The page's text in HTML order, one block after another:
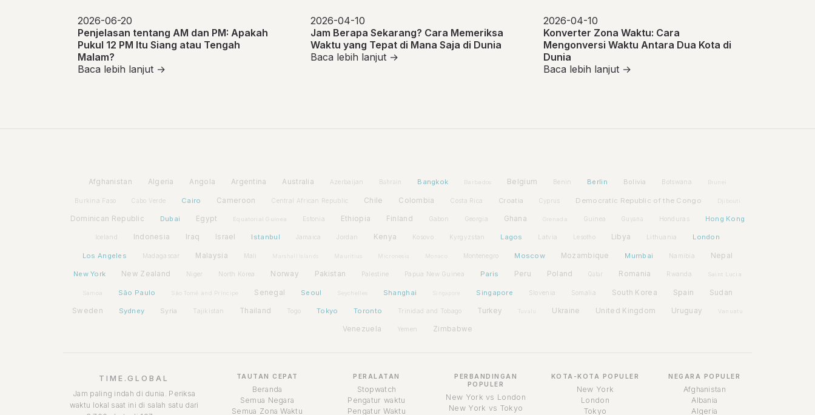
2026-06-20
Penjelasan tentang AM dan PM: Apakah
Pukul 12 PM Itu Siang atau Tengah
Malam?
Baca lebih lanjut →
2026-04-10
Jam Berapa Sekarang? Cara Memeriksa
Waktu yang Tepat di Mana Saja di Dunia
Baca lebih lanjut →
2026-04-10
Konverter Zona Waktu: Cara
Mengonversi Waktu Antara Dua Kota di
Dunia
Baca lebih lanjut →
Afghanistan Algeria Angola Argentina Australia Azerbaijan Bahrain Bangkok Barbados Belgium Benin Berlin Bolivia Botswana Brunei
Burkina Faso Cabo Verde Cairo Cameroon Central African Republic Chile Colombia Costa Rica Croatia Cyprus Democratic Republic of the Congo Djibouti
Dominican Republic Dubai Egypt Equatorial Guinea Estonia Ethiopia Finland Gabon Georgia Ghana Grenada Guinea Guyana Honduras Hong Kong
Iceland Indonesia Iraq Israel Istanbul Jamaica Jordan Kenya Kosovo Kyrgyzstan Lagos Latvia Lesotho Libya Lithuania London
Los Angeles Madagascar Malaysia Mali Mauritius Micronesia Monaco Montenegro Moscow Mozambique Mumbai Namibia Nepal
New York New Zealand Niger North Korea Norway Pakistan Palestine Papua New Guinea Paris Peru Poland Qatar Romania Rwanda Saint Lucia
Samoa São Paulo São Tomé and Príncipe Senegal Seoul Seychelles Shanghai Singapore Slovenia Somalia South Korea Spain Sudan
Sweden Sydney Syria Tajikistan Thailand Togo Tokyo Toronto Trinidad and Tobago Turkey Tuvalu Ukraine United Kingdom Uruguay Vanuatu
Venezuela Yemen Zimbabwe
TIME.GLOBAL
Jam paling indah di dunia. Periksa
waktu lokal saat ini di salah satu dari
TAUTAN CEPAT
Beranda
Semua Negara
Semua Zona Waktu
PERALATAN
Stopwatch
Pengatur waktu
Pengatur Waktu
PERBANDINGAN
POPULER
New York vs London
New York vs Tokyo
KOTA-KOTA POPULER
New York
London
Tokyo
NEGARA POPULER
Afghanistan
Albania
Algeria